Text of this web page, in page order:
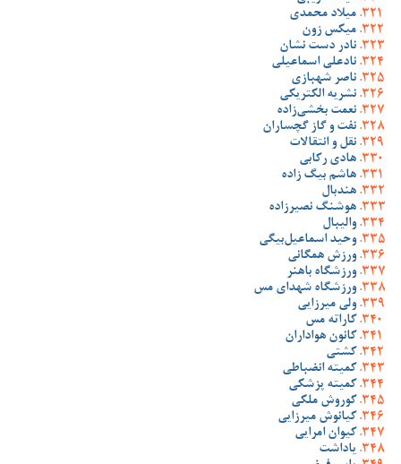
میلاد محمدی
میکس زون
نادر دست نشان
نادعلی اسماعیلی
ناصر شهبازی
نشریه الکتریکی
نعمت بخشی‌زاده
نفت و گاز گچساران
نقل و انتقالات
هادی رکابی
هاشم بیگ زاده
هندبال
هوشنگ نصیرزاده
والیبال
وحید اسماعیل‌بیگی
ورزش همگانی
ورزشگاه باهنر
ورزشگاه شهدای مس
ولی میرزایی
کاراته مس
کانون هواداران
کشتی
کمیته انضباطی
کمیته پزشکی
کوروش ملکی
کیانوش میرزایی
کیوان امرایی
یاداشت